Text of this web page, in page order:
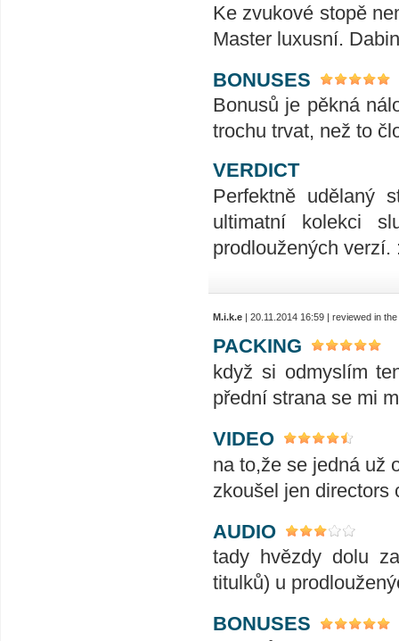
Ke zvukové stopě
Master luxusní.
BONUSES
Bonusů je pěkná
trochu trvat, než to
VERDICT
Perfektně udělaný
ultimatní kolekci
prodloužených verzí.
M.i.k.e | 20.11.2014 16:59 | reviewed in
PACKING
když si odmyslím
přední strana se mi
VIDEO
na to,že se jedná už
zkoušel jen directors
AUDIO
tady hvězdy dolu
titulků) u
BONUSES